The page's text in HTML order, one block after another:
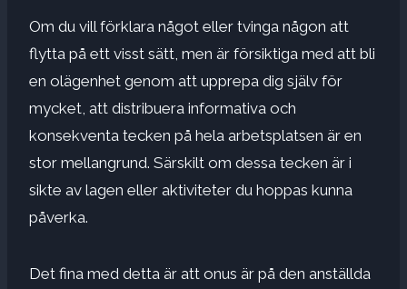
Om du vill förklara något eller tvinga någon att
flytta på ett visst sätt, men är försiktiga med att bli
en olägenhet genom att upprepa dig själv för
mycket, att distribuera informativa och
konsekventa tecken på hela arbetsplatsen är en
stor mellangrund. Särskilt om dessa tecken är i
sikte av lagen eller aktiviteter du hoppas kunna
påverka.
Det fina med detta är att onus är på den anställda